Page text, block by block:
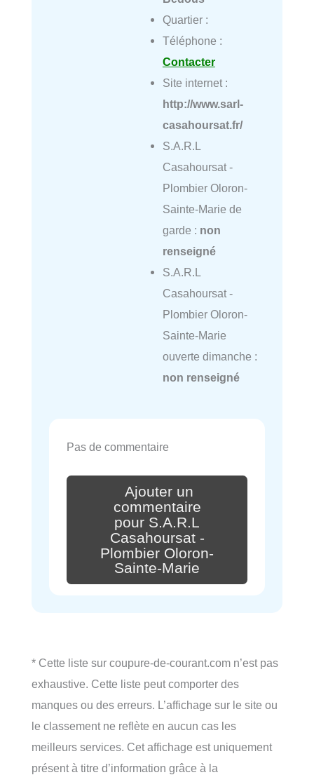
Quartier :
Téléphone :
Contacter
Site internet :
http://www.sarl-
casahoursat.fr/
S.A.R.L
Casahoursat -
Plombier Oloron-
Sainte-Marie de
garde : non
renseigné
S.A.R.L
Casahoursat -
Plombier Oloron-
Sainte-Marie
ouverte dimanche :
non renseigné
Pas de commentaire
Ajouter un
commentaire
pour S.A.R.L
Casahoursat -
Plombier Oloron-
Sainte-Marie
* Cette liste sur coupure-de-courant.com n’est pas
exhaustive. Cette liste peut comporter des
manques ou des erreurs. L’affichage sur le site ou
le classement ne reflète en aucun cas les
meilleurs services. Cet affichage est uniquement
présent à titre d’information grâce à la